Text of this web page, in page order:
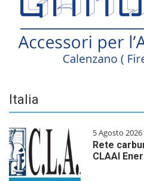
Italia
5 Agosto 2026
Rete
CLAAI